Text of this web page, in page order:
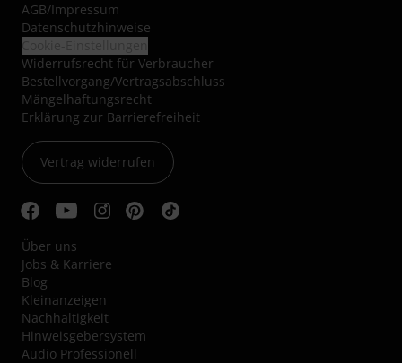
AGB/Impressum
Datenschutzhinweise
Widerrufsrecht für Verbraucher
Bestellvorgang/Vertragsabschluss
Mängelhaftungsrecht
Erklärung zur Barrierefreiheit
Vertrag widerrufen
Über uns
Jobs & Karriere
Blog
Kleinanzeigen
Nachhaltigkeit
Hinweisgebersystem
Audio Professionell